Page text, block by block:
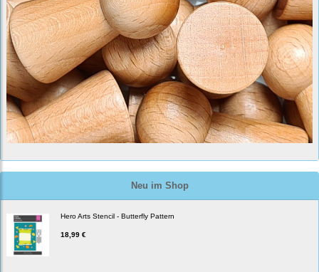
Neu im Shop
Hero Arts Stencil - Butterfly Pattern
18,99 €